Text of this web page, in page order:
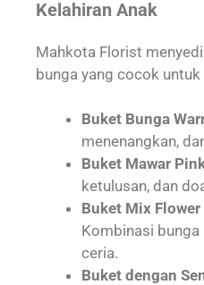
Kelahiran Anak
Mahkota Florist
bunga yang cocok
Buket Bunga
menenangkan,
Buket Mawar
ketulusan, dan
Buket Mix
Kombinasi
ceria.
Buket dengan